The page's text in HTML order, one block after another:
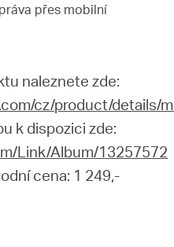
přes mobilní
naleznete zde:
cz/product/details/
k dispozici zde:
Link/Album/13257572
cena: 1 249,-